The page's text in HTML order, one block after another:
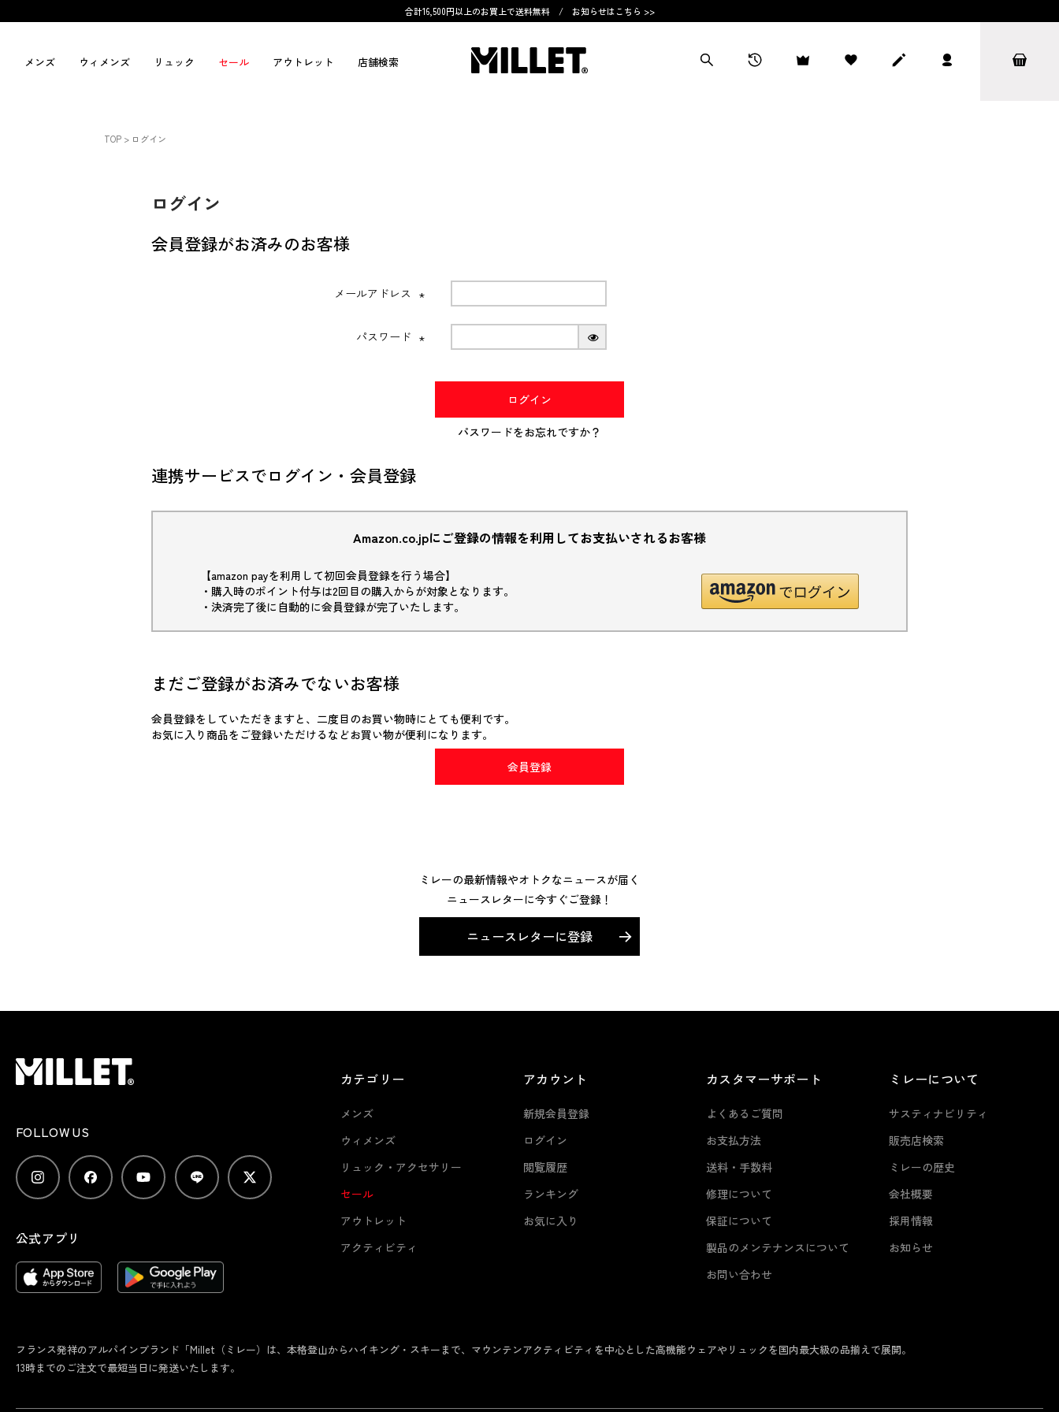
合計16,500円以上のお買上で送料無料 / お知らせはこちら >>
メンズ ウィメンズ リュック セール アウトレット 店舗検索
TOP ログイン
ログイン
会員登録がお済みのお客様
メールアドレス
パスワード
ログイン
パスワードをお忘れですか？
連携サービスでログイン・会員登録
Amazon.co.jpにご登録の情報を利用してお支払いされるお客様
【amazon payを利用して初回会員登録を行う場合】
・購入時のポイント付与は2回目の購入からが対象となります。
・決済完了後に自動的に会員登録が完了いたします。
まだご登録がお済みでないお客様
会員登録をしていただきますと、二度目のお買い物時にとても便利です。
お気に入り商品をご登録いただけるなどお買い物が便利になります。
会員登録
ミレーの最新情報やオトクなニュースが届く
ニュースレターに今すぐご登録！
ニュースレターに登録
FOLLOW US
公式アプリ
カテゴリー
メンズ
ウィメンズ
リュック・アクセサリー
セール
アウトレット
アクティビティ
アカウント
新規会員登録
ログイン
閲覧履歴
ランキング
お気に入り
カスタマーサポート
よくあるご質問
お支払方法
送料・手数料
修理について
保証について
製品のメンテナンスについて
お問い合わせ
ミレーについて
サスティナビリティ
販売店検索
ミレーの歴史
会社概要
採用情報
お知らせ
フランス発祥のアルパインブランド「Millet（ミレー）は、本格登山からハイキング・スキーまで、マウンテンアクティビティを中心とした高機能ウェアやリュックを国内最大級の品揃えで展開。
13時までのご注文で最短当日に発送いたします。